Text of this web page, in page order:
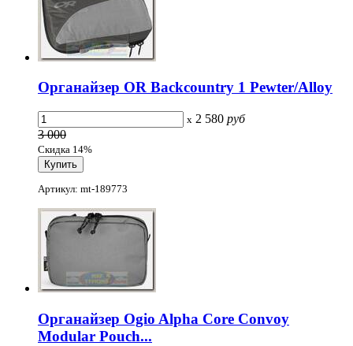
Органайзер OR Backcountry 1 Pewter/Alloy
x 2 580 руб
3 000
Скидка 14%
Артикул: mt-189773
Органайзер Ogio Alpha Core Convoy
Modular Pouch...